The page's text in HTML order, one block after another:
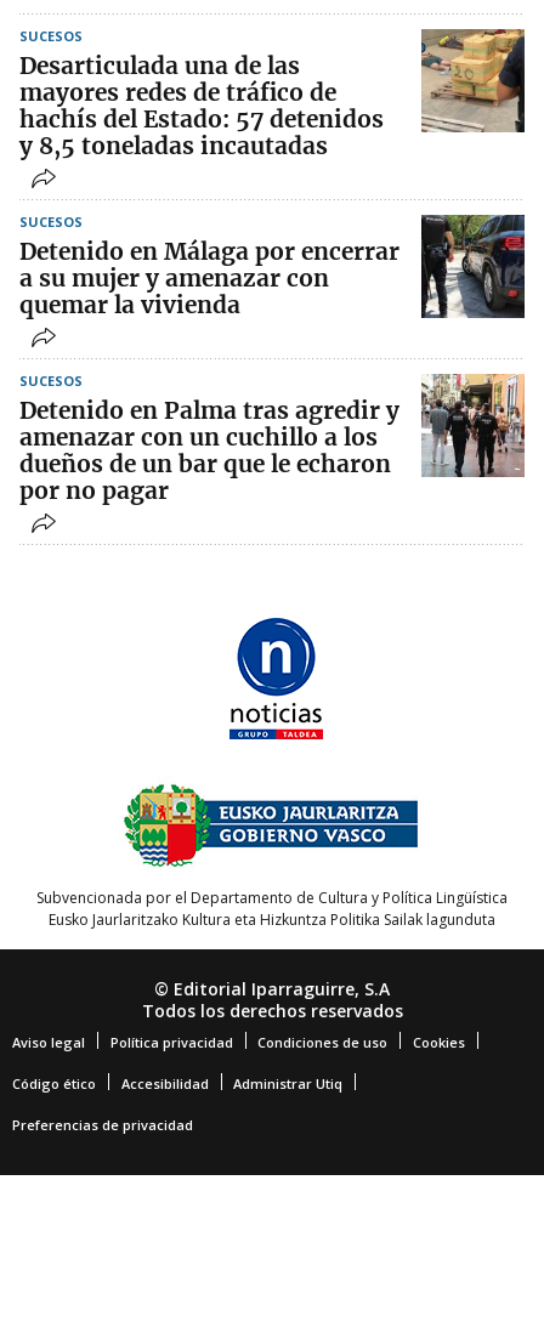
SUCESOS
Desarticulada una de las
mayores redes de tráfico de
hachís del Estado: 57 detenidos
y 8,5 toneladas incautadas
SUCESOS
Detenido en Málaga por encerrar
a su mujer y amenazar con
quemar la vivienda
SUCESOS
Detenido en Palma tras agredir y
amenazar con un cuchillo a los
dueños de un bar que le echaron
por no pagar
Subvencionada por el Departamento de Cultura y Política Lingüística
Eusko Jaurlaritzako Kultura eta Hizkuntza Politika Sailak lagunduta
© Editorial Iparraguirre, S.A
Todos los derechos reservados
Aviso legal Política privacidad Condiciones de uso Cookies
Código ético Accesibilidad Administrar Utiq
Preferencias de privacidad